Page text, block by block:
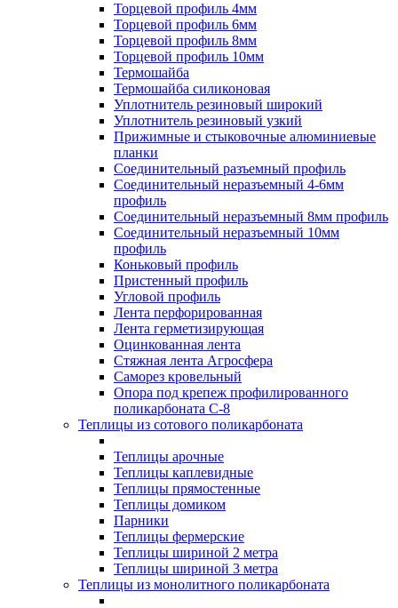
Торцевой профиль 4мм
Торцевой профиль 6мм
Торцевой профиль 8мм
Торцевой профиль 10мм
Термошайба
Термошайба силиконовая
Уплотнитель резиновый широкий
Уплотнитель резиновый узкий
Прижимные и стыковочные алюминиевые
планки
Соединительный разъемный профиль
Соединительный неразъемный 4-6мм
профиль
Соединительный неразъемный 8мм профиль
Соединительный неразъемный 10мм
профиль
Коньковый профиль
Пристенный профиль
Угловой профиль
Лента перфорированная
Лента герметизирующая
Оцинкованная лента
Стяжная лента Агросфера
Саморез кровельный
Опора под крепеж профилированного
поликарбоната С-8
Теплицы из сотового поликарбоната
Теплицы арочные
Теплицы каплевидные
Теплицы прямостенные
Теплицы домиком
Парники
Теплицы фермерские
Теплицы шириной 2 метра
Теплицы шириной 3 метра
Теплицы из монолитного поликарбоната